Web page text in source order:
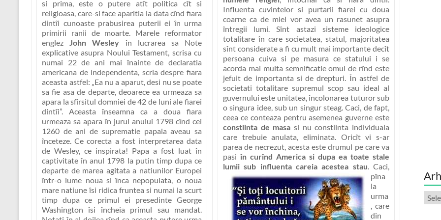
si prima, este o putere atît politica cît si
religioasa, care-si face aparitia la data cînd fiara
dintîi cunoaste prabusirea puterii ei în urma
primirii ranii de moarte. Marele reformator
englezJohn Wesley în lucrarea sa Note
explicative asupra Noului Testament, scrisa cu
numai 22 de ani mai înainte de declaratia
americana de independenta, scria despre fiara
aceasta astfel: „Ea nu a aparut, desi nu se poate
sa fie asa de departe, deoarece ea urmeaza sa
apara la sfîrsitul domniei de 42 de luni ale fiarei
dintîi”. Aceasta înseamna ca a doua fiara
urmeaza sa apara în jurul anului 1798 cînd cei
1260 de ani de suprematie papala aveau sa
înceteze. Ce corecta a fost interpretarea data
de Wesley, ce inspirata! Papa a fost luat în
captivitate în anul 1798 la putin timp dupa ce
departe de marea agitata a natiunilor Europei
într-o lume noua si înca nepopulata, o noua
mare natiune îsi ridica fruntea si numai la scurt
timp dupa ce primul ei presedinte George
Washington îsi încheia primul sau mandat.
Influenta cuvintelor si purtarii fiarei cu doua
coarne ca de miel vor avea un rasunet asupra
întregii lumi. Sînt astazi sisteme ideologice
totalitare în care societatea, statul, majoritatea
sînt considerate a fi cu mult mai importante decît
persoana cuiva si pe masura ce statului i se
acorda mai multa semnificatie omul de rînd este
jefuit de importanta si de drepturi. În astfel de
societati totalitare supremul scop sau ideal al
guvernului este unitatea, încolonarea tuturor sub
o singura idee, sub un singur steag. Caci, de fapt,
ceea ce conteaza pentru asemenea guverne este
constiinta de masa si nu constiinta individuala
care trebuie anulata, eliminata. Oricît vi s-ar
parea de necrezut, acesta este drumul pe care va
pasi în curînd America si dupa ea toate stale
lumii sub influenta careia acestea stau.Caci,
pîna
la
urma
, care
din